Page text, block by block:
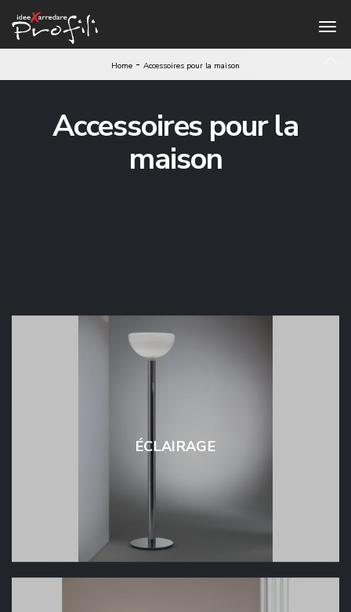
Home - Accessoires pour la maison
Accessoires pour la
maison
ÉCLAIRAGE